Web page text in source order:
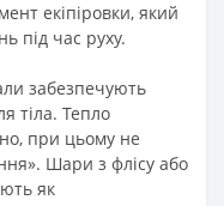
екіпіровки, який
під час руху.
забезпечують
тіла. Тепло
при цьому не
Шари з флісу або
як